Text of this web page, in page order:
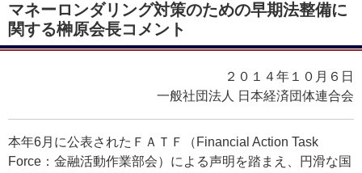
マネーロンダリング対策のための早期法整備に
関する榊原会長コメント
２０１４年１０月６日
一般社団法人 日本経済団体連合会
本年6月に公表されたＦＡＴＦ（Financial Action Task
Force：金融活動作業部会）による声明を踏まえ、円滑な国